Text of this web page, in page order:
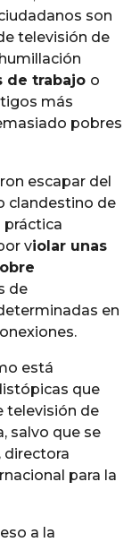
son
televisión de
de trabajo o
más
pobres
escapar del
clandestino de
práctica
violar unas
de
en
está
que
televisión de
salvo que se
directora
para la
a la